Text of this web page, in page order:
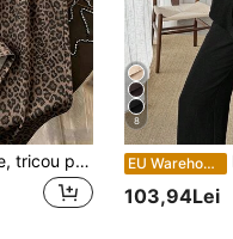
Resyla Set de 2 piese, tricou pentru femei cu talie strânsă, pantaloni lungi largi, imprimeu leopard, sexy casual, bestseller pentru vară/toamnă
8
EU Warehouse
103,94Lei